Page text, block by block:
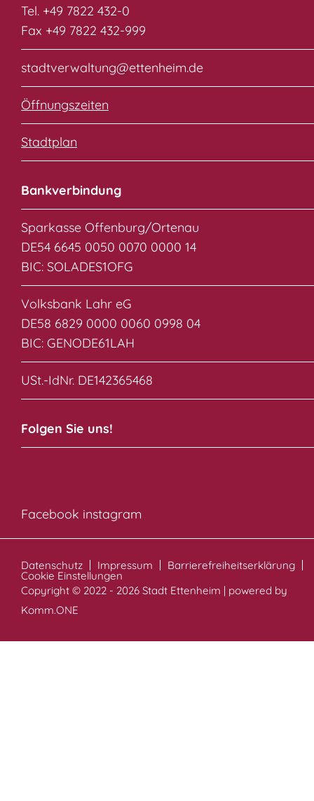
Tel. +49 7822 432-0
Fax +49 7822 432-999
stadtverwaltung@ettenheim.de
Öffnungszeiten
Stadtplan
Bankverbindung
Sparkasse Offenburg/Ortenau
DE54 6645 0050 0070 0000 14
BIC: SOLADES1OFG
Volksbank Lahr eG
DE58 6829 0000 0060 0998 04
BIC: GENODE61LAH
USt.-IdNr. DE142365468
Folgen Sie uns!
Facebook instagram
Datenschutz Impressum Barrierefreiheitserklärung
Cookie Einstellungen
Copyright © 2022 - 2026 Stadt Ettenheim | powered by
Komm.ONE